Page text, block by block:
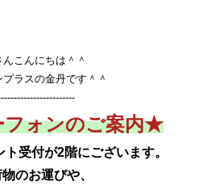
んこんにちは＾＾
プラスの金丹です＾＾
ォンのご案内★​
受付が2階にございます。
のお運びや、